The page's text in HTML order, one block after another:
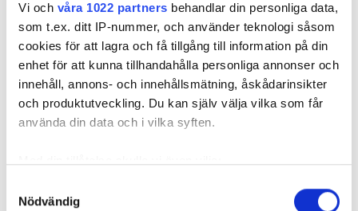
Vi och våra 1022 partners behandlar din personliga data,
som t.ex. ditt IP-nummer, och använder teknologi såsom
cookies för att lagra och få tillgång till information på din
enhet för att kunna tillhandahålla personliga annonser och
innehåll, annons- och innehållsmätning, åskådarinsikter
och produktutveckling. Du kan själv välja vilka som får
använda din data och i vilka syften.
som kan ha en noggrannhet på upp till flera meter
Nödvändig
han bott där varken gjort några inspektioner eller något